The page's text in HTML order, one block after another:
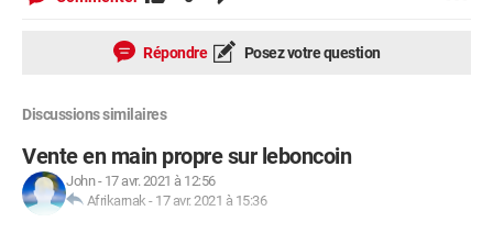
Répondre Posez votre question
Discussions similaires
Vente en main propre sur leboncoin
John- 17 avr. 2021 à 12:56
Afrikarnak - 17 avr. 2021 à 15:36